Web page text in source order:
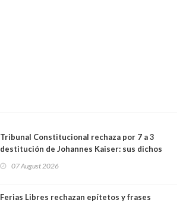
Tribunal Constitucional rechaza por 7 a 3
destitución de Johannes Kaiser: sus dichos
justicia constitucional porque no es diputado
07 August 2026
Ferias Libres rechazan epítetos y frases